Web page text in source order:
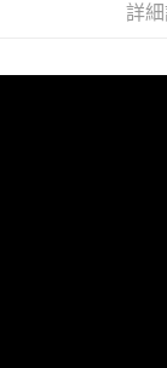
１．透過由恩沛科
２．關於個人資料處
每筆NT$100，滿
詳